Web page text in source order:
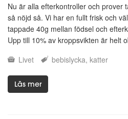
Nu är alla efterkontroller och prover
så nöjd så. Vi har en fullt frisk och
tappade 40g mellan födsel och
Upp till 10% av kroppsvikten är helt
Livet
bebislycka katter
Läs mer